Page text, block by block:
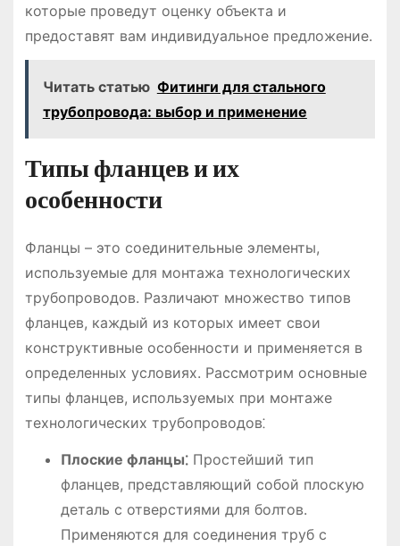
которые проведут оценку объекта и
предоставят вам индивидуальное предложение.
Читать статью Фитинги для стального
трубопровода: выбор и применение
Типы фланцев и их
особенности
Фланцы – это соединительные элементы,
используемые для монтажа технологических
трубопроводов. Различают множество типов
фланцев, каждый из которых имеет свои
конструктивные особенности и применяется в
определенных условиях. Рассмотрим основные
типы фланцев, используемых при монтаже
технологических трубопроводов⁚
Плоские фланцы⁚Простейший тип
фланцев, представляющий собой плоскую
деталь с отверстиями для болтов.
Применяются для соединения труб с